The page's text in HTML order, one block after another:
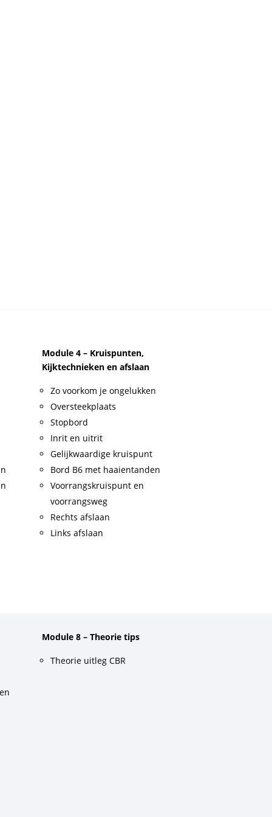
Module 4 – Kruispunten,
Kijktechnieken en afslaan
Zo voorkom je ongelukken
Oversteekplaats
Stopbord
Inrit en uitrit
Gelijkwaardige kruispunt
Bord B6 met haaientanden
Voorrangskruispunt en
voorrangsweg
Rechts afslaan
Links afslaan
Module 8 – Theorie tips
Theorie uitleg CBR